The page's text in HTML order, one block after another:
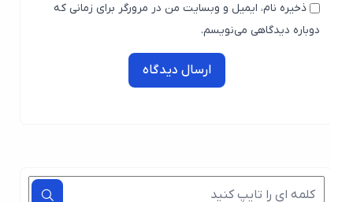
ذخیره نام، ایمیل و وبسایت من در مرورگر برای زمانی که
دوباره دیدگاهی می‌نویسم.
ارسال دیدگاه